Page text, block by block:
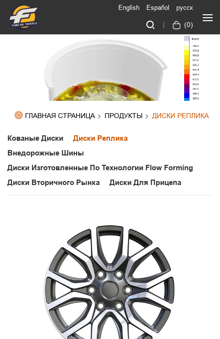
(0)
English Español русск
ГЛАВНАЯ СТРАНИЦА ПРОДУКТЫ ДИСКИ РЕПЛИКА
Кованые Диски
Диски Реплика
Внедорожные Шины
Диски Изготовленные По Технологии Flow Forming
Диски Вторичного Рынка
Диски Для Прицепа